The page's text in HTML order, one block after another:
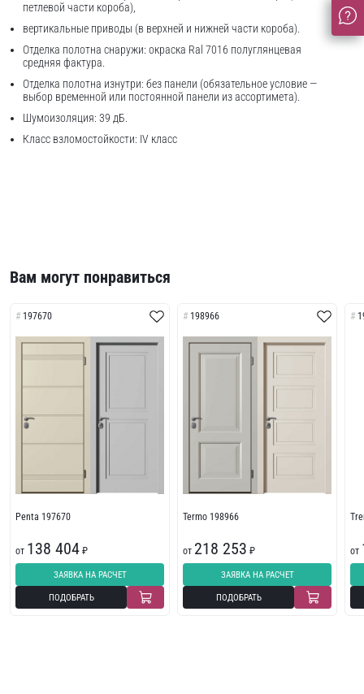
петлевой части короба),
вертикальные приводы (в верхней и нижней части короба).
Отделка полотна снаружи: окраска Ral 7016 полуглянцевая
средняя фактура.
Отделка полотна изнутри: без панели (обязательное условие —
выбор временной или постоянной панели из ассортимета).
Шумоизоляция: 39 дБ.
Класс взломостойкости: IV класс
Вам могут понравиться
197670
Penta 197670
от 138 404 ₽
ЗАЯВКА НА РАСЧЕТ
ПОДОБРАТЬ
198966
Termo 198966
от 218 253 ₽
ЗАЯВКА НА РАСЧЕТ
ПОДОБРАТЬ
от